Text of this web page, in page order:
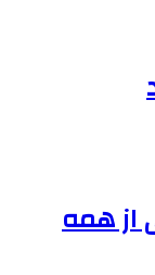
از همه